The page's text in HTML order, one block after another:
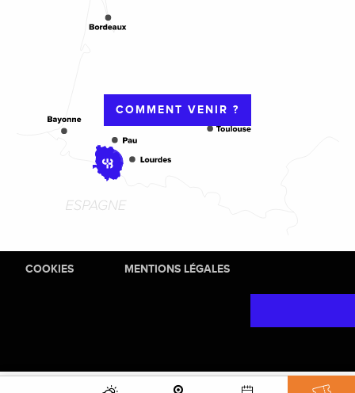
COMMENT VENIR ?
COOKIES MENTIONS LÉGALES